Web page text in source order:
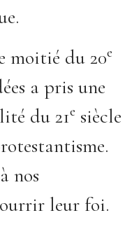
moitié du 20e
a pris une
du 21e siècle
nos
leur foi.